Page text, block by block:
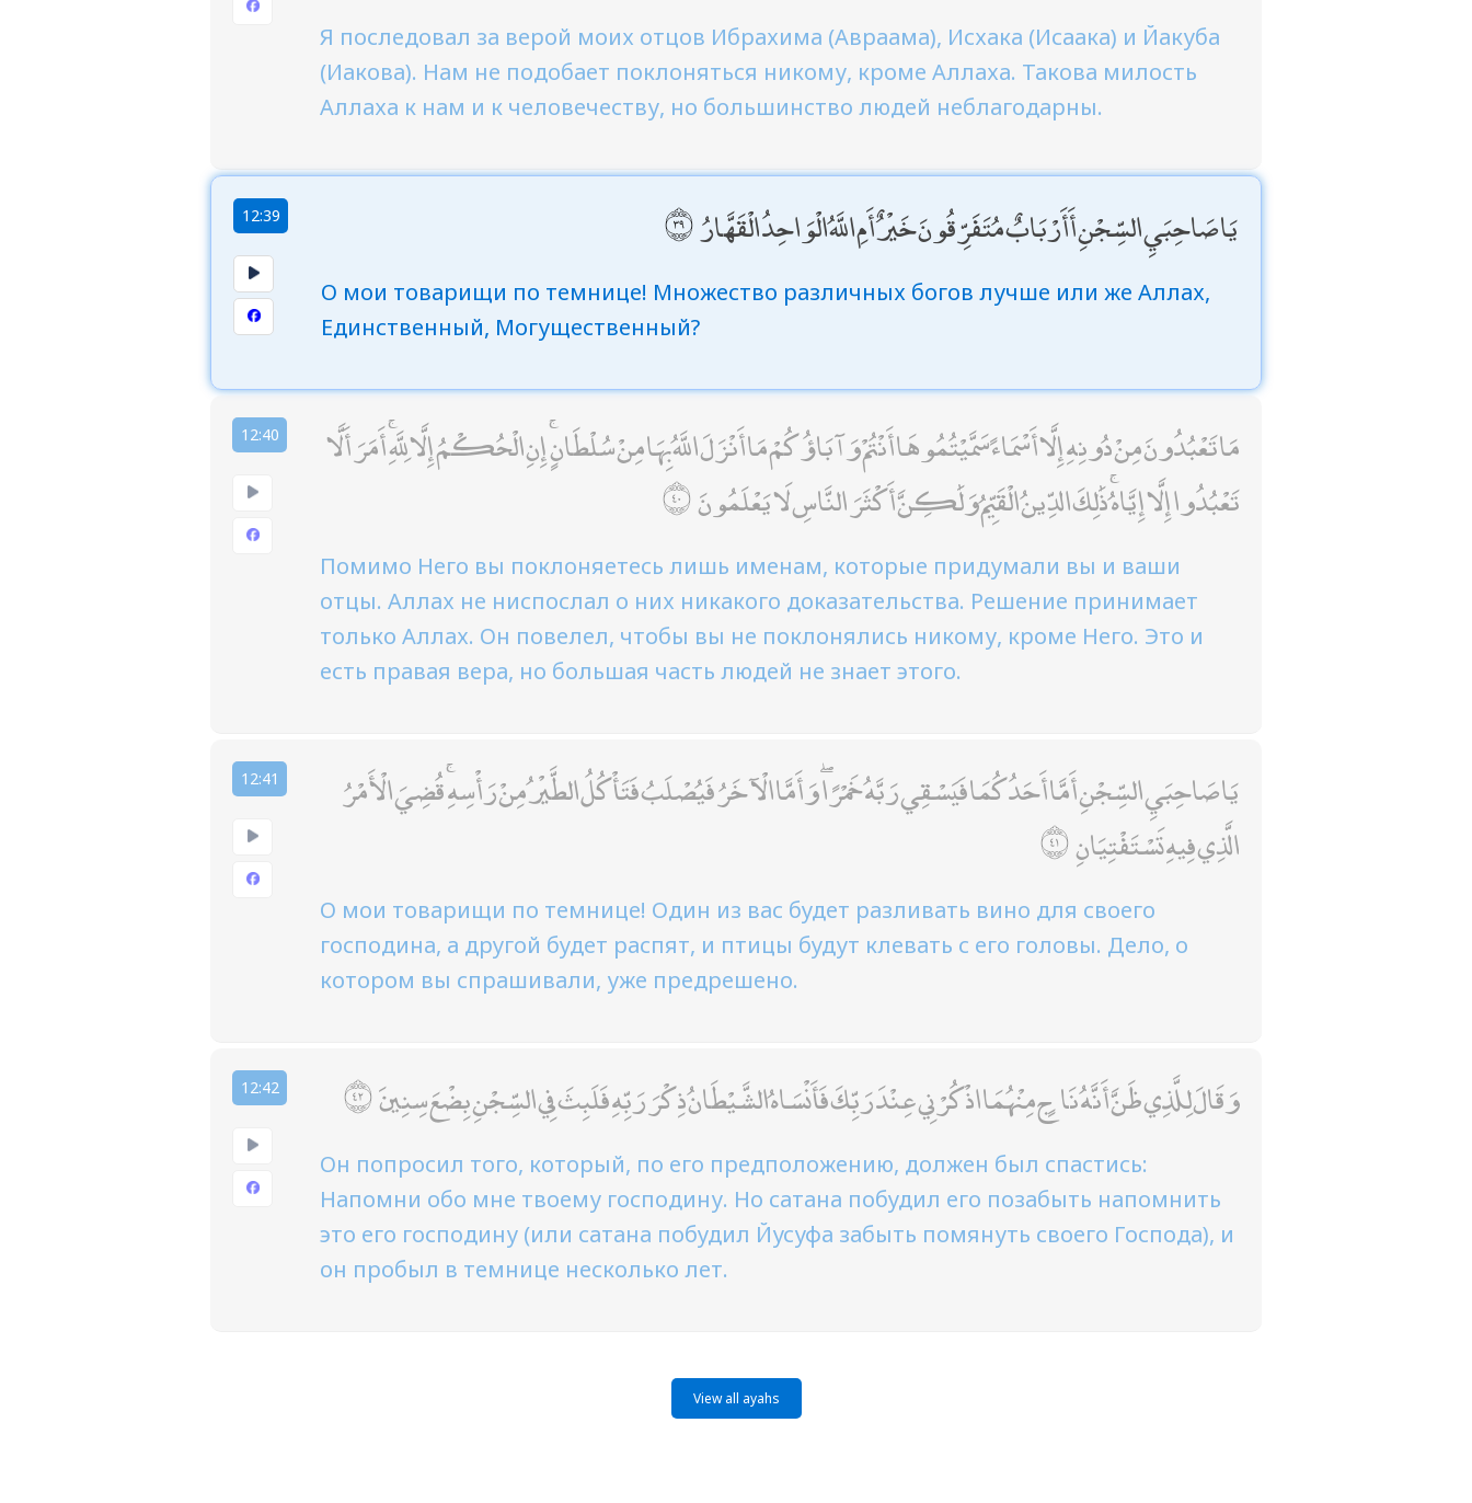
Я последовал за верой моих отцов Ибрахима (Авраама), Исхака (Исаака) и Йакуба
(Иакова). Нам не подобает поклоняться никому, кроме Аллаха. Такова милость
Аллаха к нам и к человечеству, но большинство людей неблагодарны.
12:39 يَا صَاحِبَيِ السِّجْنِ أَأَرْبَابٌ مُتَفَرِّقُونَ خَيْرٌ أَمِ اللَّهُ الْوَاحِدُ الْقَهَّارُ
О мои товарищи по темнице! Множество различных богов лучше или же Аллах,
Единственный, Могущественный?
12:40
مَا تَعْبُدُونَ مِنْ دُونِهِ إِلَّا أَسْمَاءً سَمَّيْتُمُوهَا أَنْتُمْ وَآبَاؤُكُمْ مَا أَنْزَلَ اللَّهُ بِهَا مِنْ سُلْطَانٍ ۚ إِنِ الْحُكْمُ إِلَّا لِلَّهِ ۚ أَمَرَ أَلَّا
تَعْبُدُوا إِلَّا إِيَّاهُ ۚ ذَٰلِكَ الدِّينُ الْقَيِّمُ وَلَٰكِنَّ أَكْثَرَ النَّاسِ لَا يَعْلَمُونَ
Помимо Него вы поклоняетесь лишь именам, которые придумали вы и ваши
отцы. Аллах не ниспослал о них никакого доказательства. Решение принимает
только Аллах. Он повелел, чтобы вы не поклонялись никому, кроме Него. Это и
есть правая вера, но большая часть людей не знает этого.
12:41
يَا صَاحِبَيِ السِّجْنِ أَمَّا أَحَدُكُمَا فَيَسْقِي رَبَّهُ خَمْرًا ۖ وَأَمَّا الْآخَرُ فَيُصْلَبُ فَتَأْكُلُ الطَّيْرُ مِنْ رَأْسِهِ ۚ قُضِيَ الْأَمْرُ
الَّذِي فِيهِ تَسْتَفْتِيَانِ
О мои товарищи по темнице! Один из вас будет разливать вино для своего
господина, а другой будет распят, и птицы будут клевать с его головы. Дело, о
котором вы спрашивали, уже предрешено.
12:42 وَقَالَ لِلَّذِي ظَنَّ أَنَّهُ نَاجٍ مِنْهُمَا اذْكُرْنِي عِنْدَ رَبِّكَ فَأَنْسَاهُ الشَّيْطَانُ ذِكْرَ رَبِّهِ فَلَبِثَ فِي السِّجْنِ بِضْعَ سِنِينَ
Он попросил того, который, по его предположению, должен был спастись:
Напомни обо мне твоему господину. Но сатана побудил его позабыть напомнить
это его господину (или сатана побудил Йусуфа забыть помянуть своего Господа), и
он пробыл в темнице несколько лет.
View all ayahs